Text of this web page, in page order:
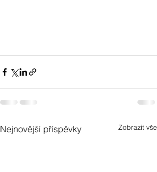
Nejnovější příspěvky Zobrazit vše